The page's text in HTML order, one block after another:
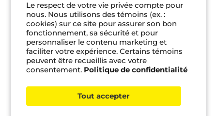
Le respect de votre vie privée compte pour
nous. Nous utilisons des témoins (ex. :
cookies) sur ce site pour assurer son bon
fonctionnement, sa sécurité et pour
personnaliser le contenu marketing et
faciliter votre expérience. Certains témoins
peuvent être recueillis avec votre
consentement. Politique de confidentialité
Tout accepter
Je m'inscris
FacebookInstagramPinterest
© 2026 Bayard jeunesse •Gérer les témoins